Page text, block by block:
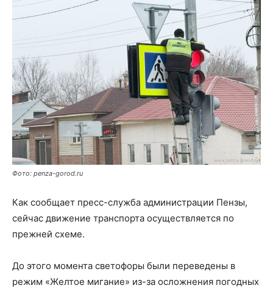
Фото: penza-gorod.ru
Как сообщает пресс-служба администрации Пензы,
сейчас движение транспорта осуществляется по
прежней схеме.
До этого момента светофоры были переведены в
режим «Желтое мигание» из-за осложнения погодных